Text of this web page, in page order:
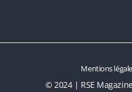
© 2024 | RSE
Mentions